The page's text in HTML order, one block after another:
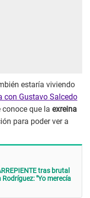
estaría viviendo
con Gustavo Salcedo
conoce que la exreina
para poder ver a
tras brutal
"Yo merecía